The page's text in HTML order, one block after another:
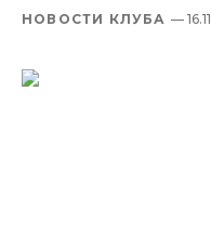
НОВОСТИ КЛУБА —